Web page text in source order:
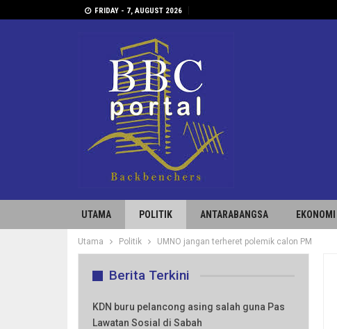
FRIDAY - 7, AUGUST 2026
UTAMA POLITIK ANTARABANGSA EKONOMI
Utama Politik UMNO jangan terheret polemik calon PM
Berita Terkini
KDN buru pelancong asing salah guna Pas
Lawatan Sosial di Sabah